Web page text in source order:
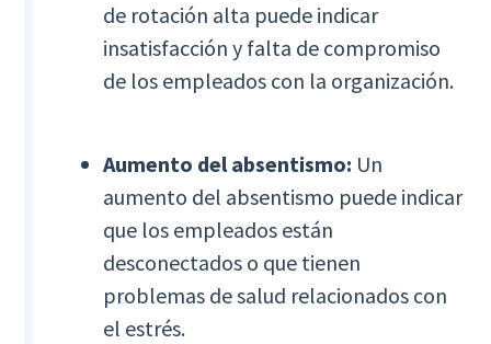
de rotación alta puede indicar
insatisfacción y falta de compromiso
de los empleados con la organización.
Aumento del absentismo: Un
aumento del absentismo puede indicar
que los empleados están
desconectados o que tienen
problemas de salud relacionados con
el estrés.